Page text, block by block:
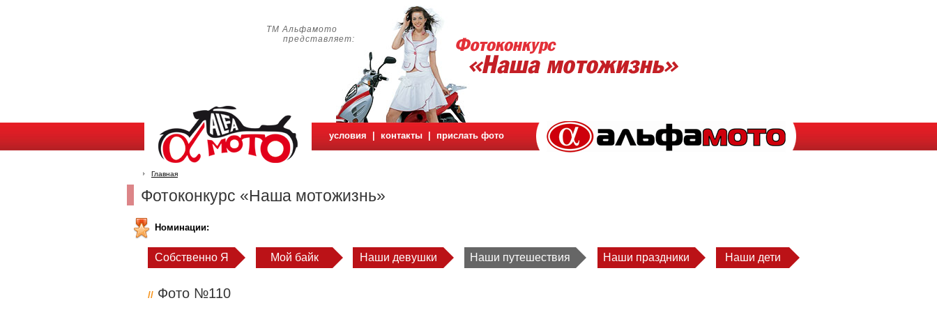
ТМ Альфамото
представляет:
условия контакты прислать фото
Главная
Фотоконкурс «Наша мотожизнь»
Номинации:
Собственно Я Мой байк Наши девушки Наши путешествия Наши праздники Наши дети
// Фото №110